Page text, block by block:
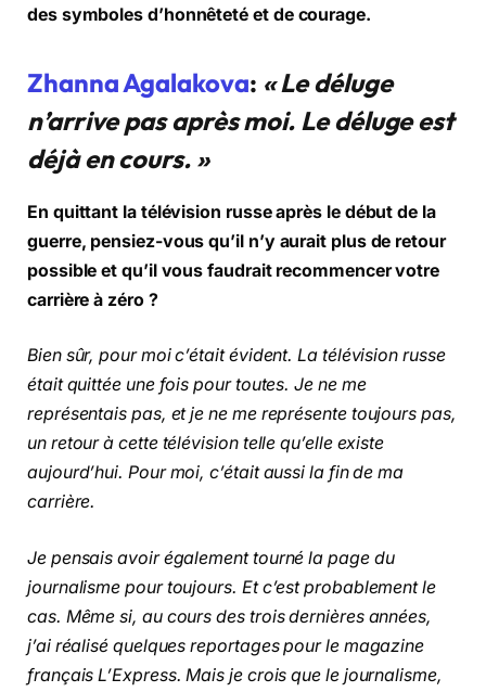
des symboles d’honnêteté et de courage.
Zhanna Agalakova: « Le déluge
n’arrive pas après moi. Le déluge est
déjà en cours. »
En quittant la télévision russe après le début de la
guerre, pensiez-vous qu’il n’y aurait plus de retour
possible et qu’il vous faudrait recommencer votre
carrière à zéro ?
Bien sûr, pour moi c’était évident. La télévision russe
était quittée une fois pour toutes. Je ne me
représentais pas, et je ne me représente toujours pas,
un retour à cette télévision telle qu’elle existe
aujourd’hui. Pour moi, c’était aussi la fin de ma
carrière.
Je pensais avoir également tourné la page du
journalisme pour toujours. Et c’est probablement le
cas. Même si, au cours des trois dernières années,
j’ai réalisé quelques reportages pour le magazine
français L’Express. Mais je crois que le journalisme,